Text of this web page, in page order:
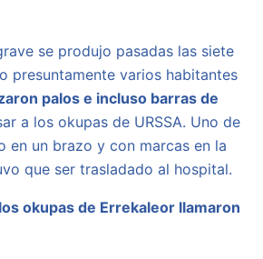
se produjo pasadas las siete
presuntamente varios habitantes
palos e incluso barras de
a los okupas de URSSA. Uno de
en un brazo y con marcas en la
que ser trasladado al hospital.
okupas de Errekaleor llamaron